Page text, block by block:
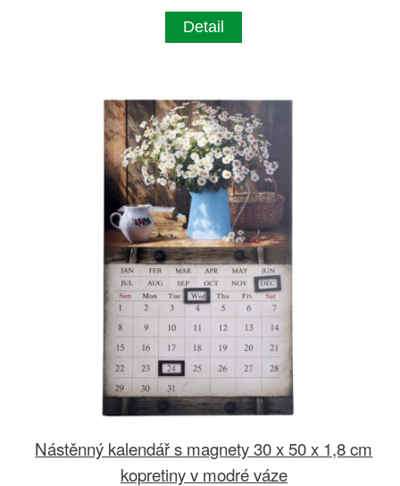
Detail
Nástěnný kalendář s magnety 30 x 50 x 1,8 cm
kopretiny v modré váze